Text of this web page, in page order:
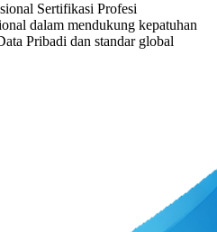
Sertifikasi Profesi
dalam mendukung kepatuhan
Pribadi dan standar global